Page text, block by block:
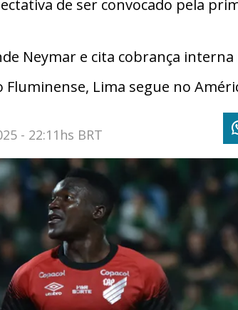
de ser convocado pela
Neymar e cita cobrança interna
Lima segue no
- 22:11hs BRT